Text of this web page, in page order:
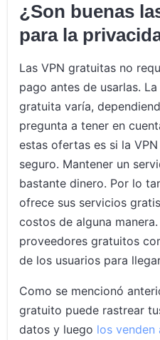
¿Son buenas
para la
Las VPN gratuitas no
pago antes de usarlas.
gratuita varía,
pregunta a tener en
estas ofertas es si la
seguro. Mantener un
bastante dinero. Por lo
ofrece sus servicios
costos de alguna
proveedores gratuitos
de los usuarios para
Como se mencionó
gratuito puede rastrear
datos y luego los venden